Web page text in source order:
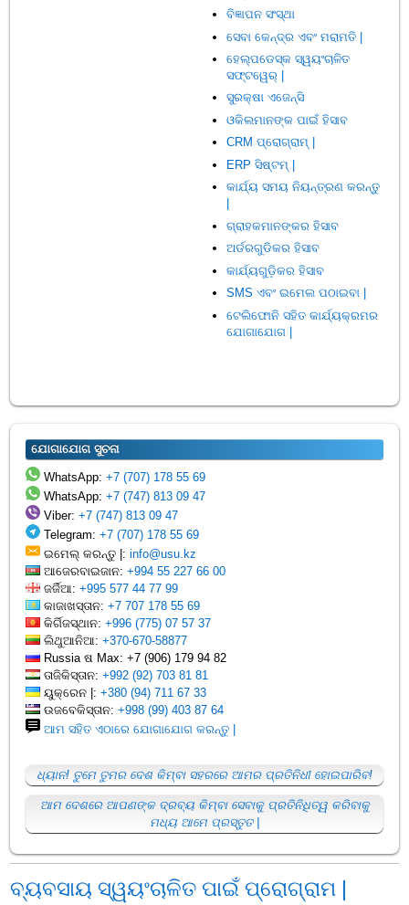
ବିଜ୍ଞାପନ ସଂସ୍ଥା
ସେବା କେନ୍ଦ୍ର ଏବଂ ମରାମତି |
ହେଲ୍ପଡେସ୍କ ସ୍ୱୟଂଚାଳିତ
ସଫ୍ଟୱେର୍ |
ସୁରକ୍ଷା ଏଜେନ୍ସି
ଓକିଲମାନଙ୍କ ପାଇଁ ହିସାବ
CRM ପ୍ରୋଗ୍ରାମ୍ |
ERP ସିଷ୍ଟମ୍ |
କାର୍ଯ୍ୟ ସମୟ ନିୟନ୍ତ୍ରଣ କରନ୍ତୁ
ଗ୍ରାହକମାନଙ୍କର ହିସାବ
ଅର୍ଡରଗୁଡିକର ହିସାବ
କାର୍ଯ୍ୟଗୁଡ଼ିକର ହିସାବ
SMS ଏବଂ ଇମେଲ ପଠାଇବା |
ଟେଲିଫୋନି ସହିତ କାର୍ଯ୍ୟକ୍ରମର
ଯୋଗାଯୋଗ |
ଯୋଗାଯୋଗ ସୁଚନା
WhatsApp:+7 (707) 178 55 69
WhatsApp:+7 (747) 813 09 47
Viber:+7 (747) 813 09 47
Telegram:+7 (707) 178 55 69
ଇମେଲ୍ କରନ୍ତୁ |:info@usu.kz
ଆଜେରବାଇଜାନ:+994 55 227 66 00
ଜର୍ଜିଆ:+995 577 44 77 99
କାଜାଖସ୍ତାନ:+7 707 178 55 69
କିର୍ଗିଜସ୍ଥାନ:+996 (775) 07 57 37
ଲିଥୁଆନିଆ:+370-670-58877
Russia ଷ Max: +7 (906) 179 94 82
ତାଜିକିସ୍ତାନ:+992 (92) 703 81 81
ୟୁକ୍ରେନ |:+380 (94) 711 67 33
ଉଜବେକିସ୍ତାନ:+998 (99) 403 87 64
ଆମ ସହିତ ଏଠାରେ ଯୋଗାଯୋଗ କରନ୍ତୁ |
ଧ୍ୟାନ! ତୁମେ ତୁମର ଦେଶ କିମ୍ବା ସହରରେ ଆମର ପ୍ରତିନିଧୀ ହୋଇପାରିବ!
ଆମ ଦେଶରେ ଆପଣଙ୍କ ଦ୍ରବ୍ୟ କିମ୍ବା ସେବାକୁ ପ୍ରତିନିଧିତ୍ୱ କରିବାକୁ
ମଧ୍ୟ ଆମେ ପ୍ରସ୍ତୁତ |
ବ୍ୟବସାୟ ସ୍ୱୟଂଚାଳିତ ପାଇଁ ପ୍ରୋଗ୍ରାମ |